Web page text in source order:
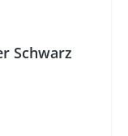
Schwarz